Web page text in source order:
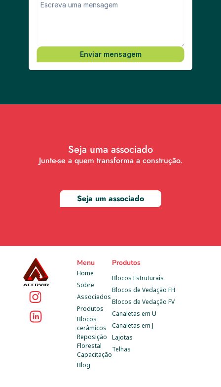
Menu
Home
Sobre
Blog
Associados
Produtos
Blocos
cerâmicos
Reposição
Florestal
Capacitação
Produtos
Blocos Estruturais
Blocos de Vedação FH
Blocos de Vedação FV
Canaletas em U
Canaletas em J
Lajotas
Telhas
Enviar mensagem
Seja uma associado
Junte-se a quem transforma a construção.
Seja um associado